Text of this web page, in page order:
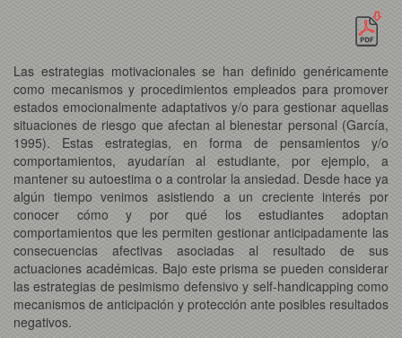
Las estrategias motivacionales se han definido genéricamente
como mecanismos y procedimientos empleados para promover
estados emocionalmente adaptativos y/o para gestionar aquellas
situaciones de riesgo que afectan al bienestar personal (García,
1995). Estas estrategias, en forma de pensamientos y/o
comportamientos, ayudarían al estudiante, por ejemplo, a
mantener su autoestima o a controlar la ansiedad. Desde hace ya
algún tiempo venimos asistiendo a un creciente interés por
conocer cómo y por qué los estudiantes adoptan
comportamientos que les permiten gestionar anticipadamente las
consecuencias afectivas asociadas al resultado de sus
actuaciones académicas. Bajo este prisma se pueden considerar
las estrategias de pesimismo defensivo y self-handicapping como
mecanismos de anticipación y protección ante posibles resultados
negativos.